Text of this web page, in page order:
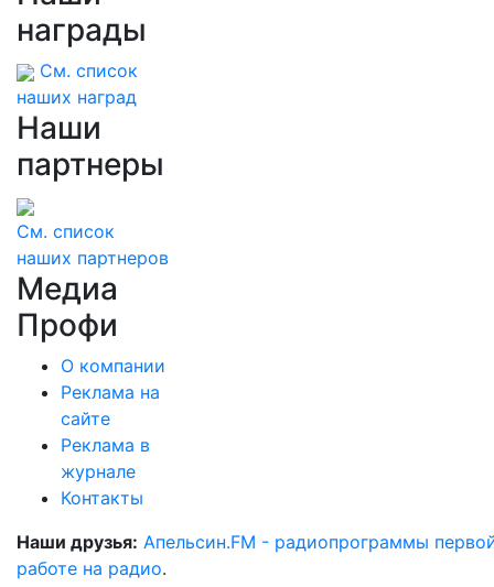
награды
См. список
наших наград
Наши
партнеры
См. список
наших партнеров
Медиа
Профи
О компании
Реклама на
сайте
Реклама в
журнале
Контакты
Наши друзья: Апельсин.FM - радиопрограммы
работе на радио.